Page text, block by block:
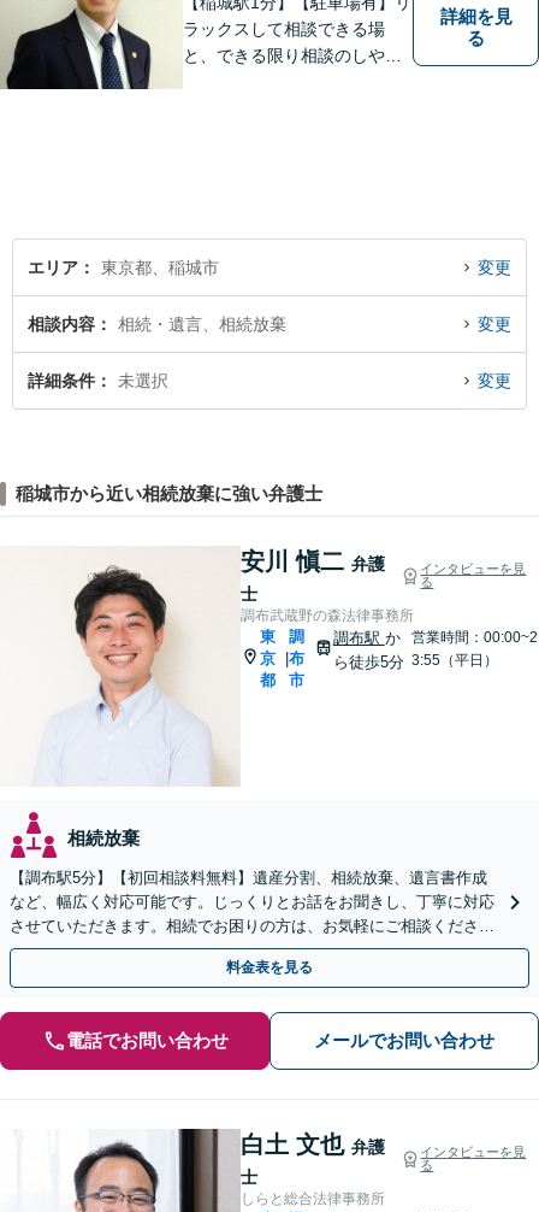
ラックスして相談できる場
と、できる限り相談のしやす
詳細を見
る
エリア 東京都、稲城市 変更
相談内容 相続・遺言、相続放棄 変更
詳細条件 未選択 変更
稲城市から近い相続放棄に強い弁護士
安川 愼二 弁護
士
インタビューを見
る
調布武蔵野の森法律事務所
東
京
都
調
布
市
調布駅 か
ら徒歩5分
営業時間：00:00~2
3:55（平日）
相続放棄
【調布駅5分】【初回相談料無料】遺産分割、相続放棄、遺言書作成
など、幅広く対応可能です。じっくりとお話をお聞きし、丁寧に対応
させていただきます。相続でお困りの方は、お気軽にご相談くださ
い。【電話相談可】
料金表を見る
電話でお問い合わせ メールでお問い合わせ
白土 文也 弁護
士
インタビューを見
る
しらと総合法律事務所